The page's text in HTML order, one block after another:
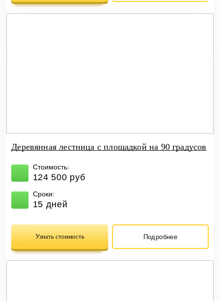
Деревянная лестница с площадкой на 90 градусов
Стоимость:
124 500 руб
Сроки:
15 дней
Узнать стоимость Подробнее